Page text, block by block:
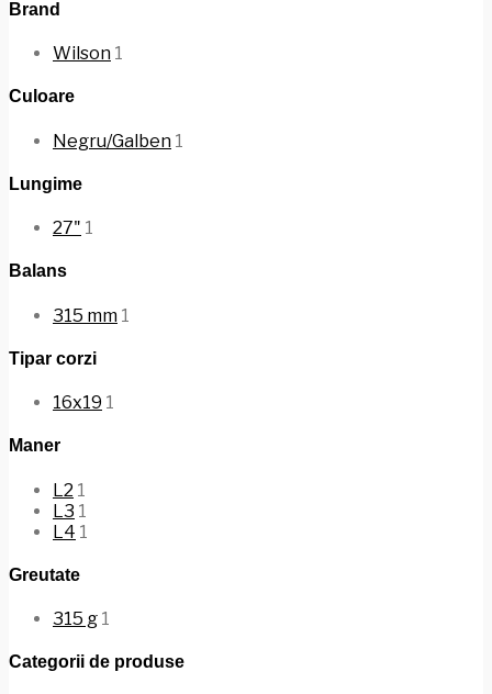
Brand
Wilson 1
Culoare
Negru/Galben 1
Lungime
27" 1
Balans
315 mm 1
Tipar corzi
16x19 1
Maner
L2 1
L3 1
L4 1
Greutate
315 g 1
Categorii de produse